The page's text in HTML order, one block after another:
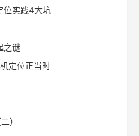
位实践4大坑
之谜
定位正当时
）